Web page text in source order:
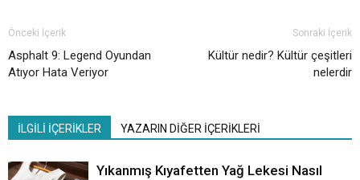
Önceki İçerik
Asphalt 9: Legend Oyundan
Atıyor Hata Veriyor
Sonraki İçerik
Kültür nedir? Kültür çeşitleri
nelerdir
İLGİLİ İÇERİKLER YAZARIN DİĞER İÇERİKLERİ
Yıkanmış Kıyafetten Yağ Lekesi Nasıl